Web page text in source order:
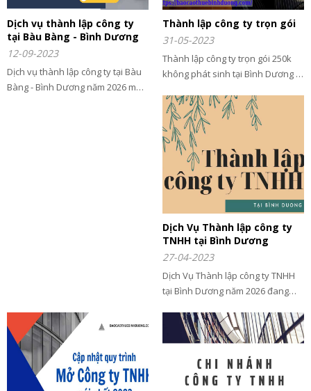
bạn có thể mở công ty trách nhiệm
hữu hạn một thành viên.
Dịch vụ thành lập công ty
tại Bàu Bàng - Bình Dương
12-09-2023
Dịch vụ thành lập công ty tại Bàu
Bàng - Bình Dương năm 2026 mới
Thành lập công ty trọn gói
31-05-2023
Thành lập công ty trọn gói 250k
không phát sinh tại Bình Dương -
nghiệp rẻ nhất Bình Dương
Dịch Vụ Thành lập công ty
TNHH tại Bình Dương
27-04-2023
Dịch Vụ Thành lập công ty TNHH
tại Bình Dương năm 2026 đang
giảm giá 2 Triệu - Liên hệ ngay để
được tư vấn và hỗ trợ.